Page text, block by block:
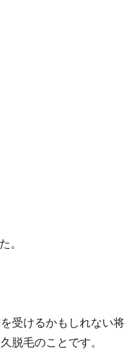
。
受けるかもしれない将
脱毛のことです。